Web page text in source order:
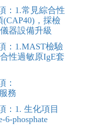
：1.常見綜合性
，採檢
器設備升級
：1.MAST檢驗
性過敏原IgE套
：
務
：1. 生化項目
6-phosphate